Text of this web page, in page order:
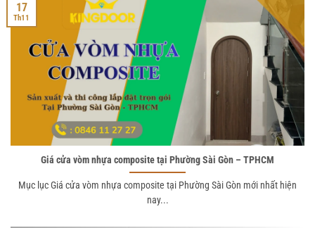
Giá cửa vòm nhựa composite tại Phường Sài Gòn – TPHCM
Mục lục Giá cửa vòm nhựa composite tại Phường Sài Gòn mới nhất hiện
nay...
17
Th11